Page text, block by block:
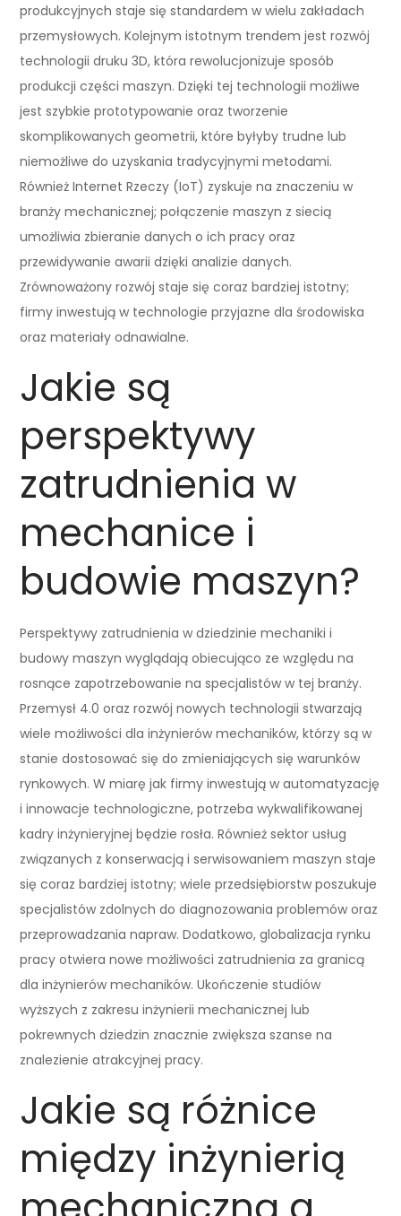
produkcyjnych staje się standardem w wielu zakładach
przemysłowych. Kolejnym istotnym trendem jest rozwój
technologii druku 3D, która rewolucjonizuje sposób
produkcji części maszyn. Dzięki tej technologii możliwe
jest szybkie prototypowanie oraz tworzenie
skomplikowanych geometrii, które byłyby trudne lub
niemożliwe do uzyskania tradycyjnymi metodami.
Również Internet Rzeczy (IoT) zyskuje na znaczeniu w
branży mechanicznej; połączenie maszyn z siecią
umożliwia zbieranie danych o ich pracy oraz
przewidywanie awarii dzięki analizie danych.
Zrównoważony rozwój staje się coraz bardziej istotny;
firmy inwestują w technologie przyjazne dla środowiska
oraz materiały odnawialne.
Jakie są
perspektywy
zatrudnienia w
mechanice i
budowie maszyn?
Perspektywy zatrudnienia w dziedzinie mechaniki i
budowy maszyn wyglądają obiecująco ze względu na
rosnące zapotrzebowanie na specjalistów w tej branży.
Przemysł 4.0 oraz rozwój nowych technologii stwarzają
wiele możliwości dla inżynierów mechaników, którzy są w
stanie dostosować się do zmieniających się warunków
rynkowych. W miarę jak firmy inwestują w automatyzację
i innowacje technologiczne, potrzeba wykwalifikowanej
kadry inżynieryjnej będzie rosła. Również sektor usług
związanych z konserwacją i serwisowaniem maszyn staje
się coraz bardziej istotny; wiele przedsiębiorstw poszukuje
specjalistów zdolnych do diagnozowania problemów oraz
przeprowadzania napraw. Dodatkowo, globalizacja rynku
pracy otwiera nowe możliwości zatrudnienia za granicą
dla inżynierów mechaników. Ukończenie studiów
wyższych z zakresu inżynierii mechanicznej lub
pokrewnych dziedzin znacznie zwiększa szanse na
znalezienie atrakcyjnej pracy.
Jakie są różnice
między inżynierią